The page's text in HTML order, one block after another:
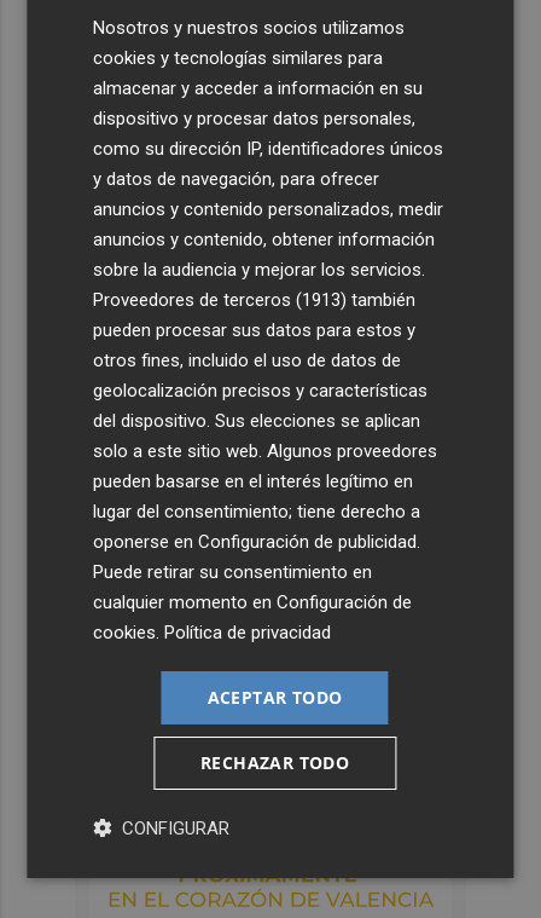
Nosotros y nuestros socios utilizamos
cookies y tecnologías similares para
almacenar y acceder a información en su
dispositivo y procesar datos personales,
como su dirección IP, identificadores únicos
y datos de navegación, para ofrecer
anuncios y contenido personalizados, medir
anuncios y contenido, obtener información
sobre la audiencia y mejorar los servicios.
Proveedores de terceros (1913) también
pueden procesar sus datos para estos y
otros fines, incluido el uso de datos de
geolocalización precisos y características
del dispositivo. Sus elecciones se aplican
solo a este sitio web. Algunos proveedores
pueden basarse en el interés legítimo en
lugar del consentimiento; tiene derecho a
oponerse enConfiguración de publicidad
Puede retirar su consentimiento en
cualquier momento enConfiguración de
cookies .Política de privacidad
ACEPTAR TODO
RECHAZAR TODO
CONFIGURAR